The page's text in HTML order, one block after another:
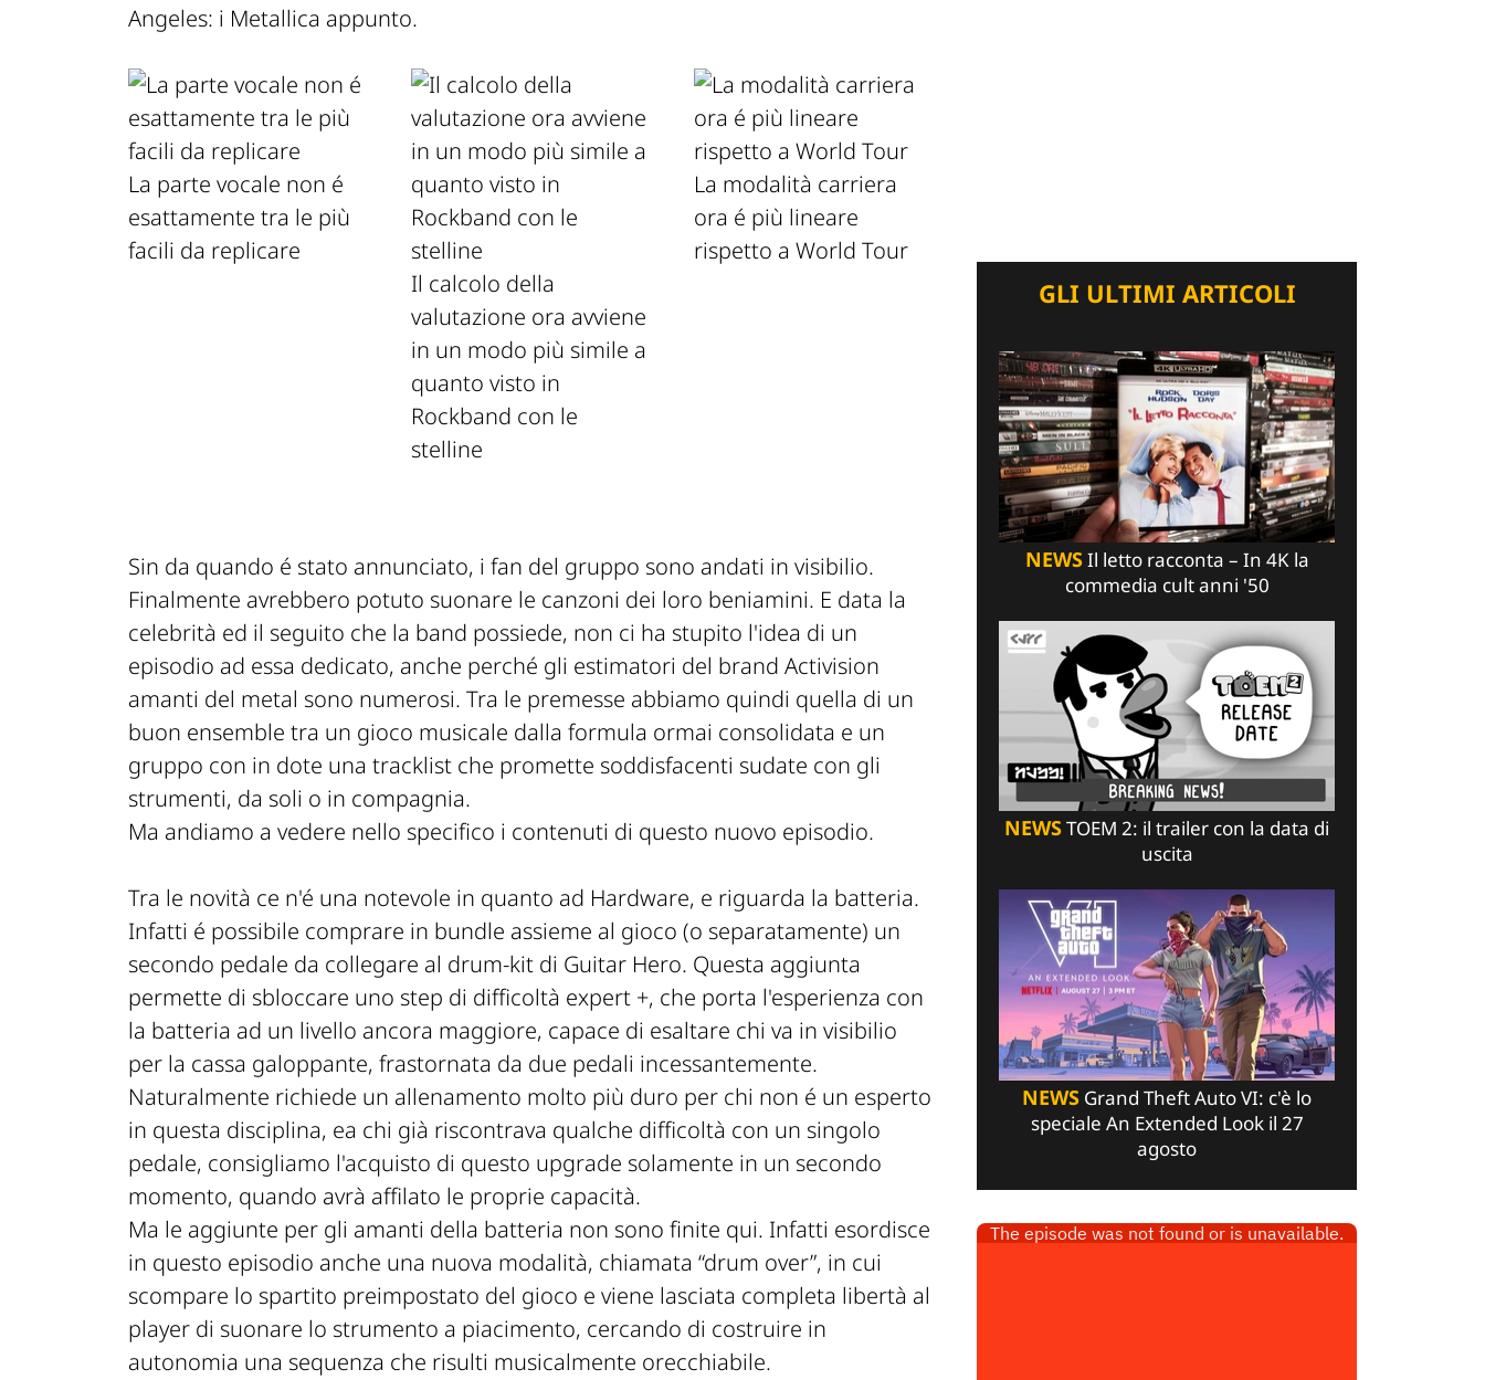
Angeles: i Metallica appunto.
La parte vocale non é
esattamente tra le più
facili da replicare
Il calcolo della
valutazione ora avviene
in un modo più simile a
quanto visto in
Rockband con le
stelline
La modalità carriera
ora é più lineare
rispetto a World Tour
Sin da quando é stato annunciato, i fan del gruppo sono andati in visibilio.
Finalmente avrebbero potuto suonare le canzoni dei loro beniamini. E data la
celebrità ed il seguito che la band possiede, non ci ha stupito l'idea di un
episodio ad essa dedicato, anche perché gli estimatori del brand Activision
amanti del metal sono numerosi. Tra le premesse abbiamo quindi quella di un
buon ensemble tra un gioco musicale dalla formula ormai consolidata e un
gruppo con in dote una tracklist che promette soddisfacenti sudate con gli
strumenti, da soli o in compagnia.
Ma andiamo a vedere nello specifico i contenuti di questo nuovo episodio.
Tra le novità ce n'é una notevole in quanto ad Hardware, e riguarda la batteria.
Infatti é possibile comprare in bundle assieme al gioco (o separatamente) un
secondo pedale da collegare al drum-kit di Guitar Hero. Questa aggiunta
permette di sbloccare uno step di difficoltà expert +, che porta l'esperienza con
la batteria ad un livello ancora maggiore, capace di esaltare chi va in visibilio
per la cassa galoppante, frastornata da due pedali incessantemente.
Naturalmente richiede un allenamento molto più duro per chi non é un esperto
in questa disciplina, ea chi già riscontrava qualche difficoltà con un singolo
pedale, consigliamo l'acquisto di questo upgrade solamente in un secondo
momento, quando avrà affilato le proprie capacità.
Ma le aggiunte per gli amanti della batteria non sono finite qui. Infatti esordisce
in questo episodio anche una nuova modalità, chiamata “drum over”, in cui
scompare lo spartito preimpostato del gioco e viene lasciata completa libertà al
player di suonare lo strumento a piacimento, cercando di costruire in
autonomia una sequenza che risulti musicalmente orecchiabile.
GLI ULTIMI ARTICOLI
NEWSIl letto racconta – In 4K la
commedia cult anni '50
NEWSTOEM 2: il trailer con la data di
uscita
NEWS Grand Theft Auto VI: c'è lo
speciale An Extended Look il 27
agosto